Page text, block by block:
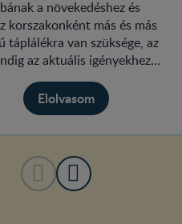
a növekedéshez és
korszakonként más és más
táplálékra van szüksége, az
az aktuális igényekhez
Elolvasom